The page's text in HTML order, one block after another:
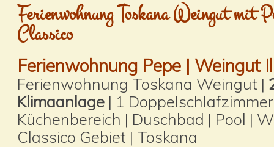
Ferienwohnung Toskana Weingut mit
Classico
Ferienwohnung Pepe | Weingut
Ferienwohnung Toskana Weingut |
Klimaanlage | 1
Küchenbereich | Duschbad | Pool |
Classico Gebiet | Toskana